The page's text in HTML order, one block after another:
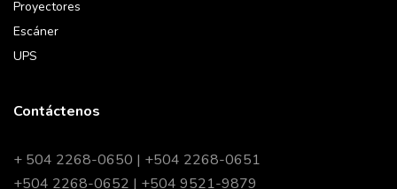
Proyectores
Escáner
UPS
Contáctenos
+ 504 2268-0650 | +504 2268-0651
+504 2268-0652 | +504 9521-9879